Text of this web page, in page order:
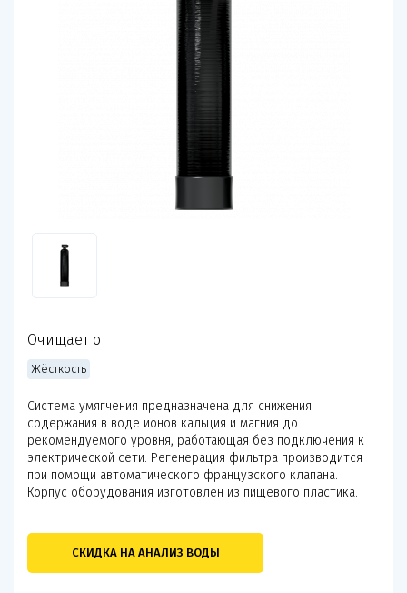
Для производства и ЖКХ
Очищает от
Жёсткость
Система умягчения предназначена для снижения
содержания в воде ионов кальция и магния до
рекомендуемого уровня, работающая без подключения к
электрической сети. Регенерация фильтра производится
при помощи автоматического французского клапана.
Корпус оборудования изготовлен из пищевого пластика.
СКИДКА НА АНАЛИЗ ВОДЫ